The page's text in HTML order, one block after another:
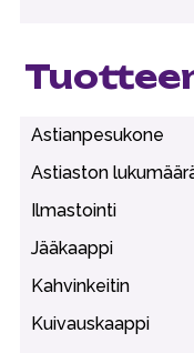
Astianpesukone
Astiaston
Ilmastointi
Jääkaappi
Kahvinkeitin
Kuivauskaappi